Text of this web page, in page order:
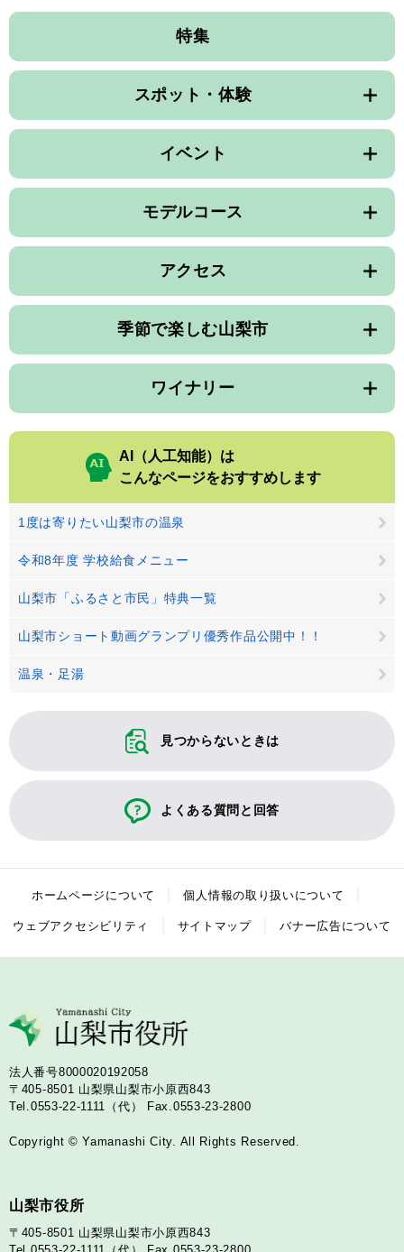
特集
スポット・体験
イベント
モデルコース
アクセス
季節で楽しむ山梨市
ワイナリー
AI（人工知能）は
こんなページをおすすめします
1度は寄りたい山梨市の温泉
令和8年度 学校給食メニュー
山梨市「ふるさと市民」特典一覧
山梨市ショート動画グランプリ優秀作品公開中！！
温泉・足湯
見つからないときは
よくある質問と回答
ホームページについて 個人情報の取り扱いについて
ウェブアクセシビリティ サイトマップ バナー広告について
法人番号8000020192058
〒405-8501 山梨県山梨市小原西843
Tel.0553-22-1111（代）
Fax.0553-23-2800
Copyright © Yamanashi City. All Rights Reserved.
山梨市役所
〒405-8501 山梨県山梨市小原西843